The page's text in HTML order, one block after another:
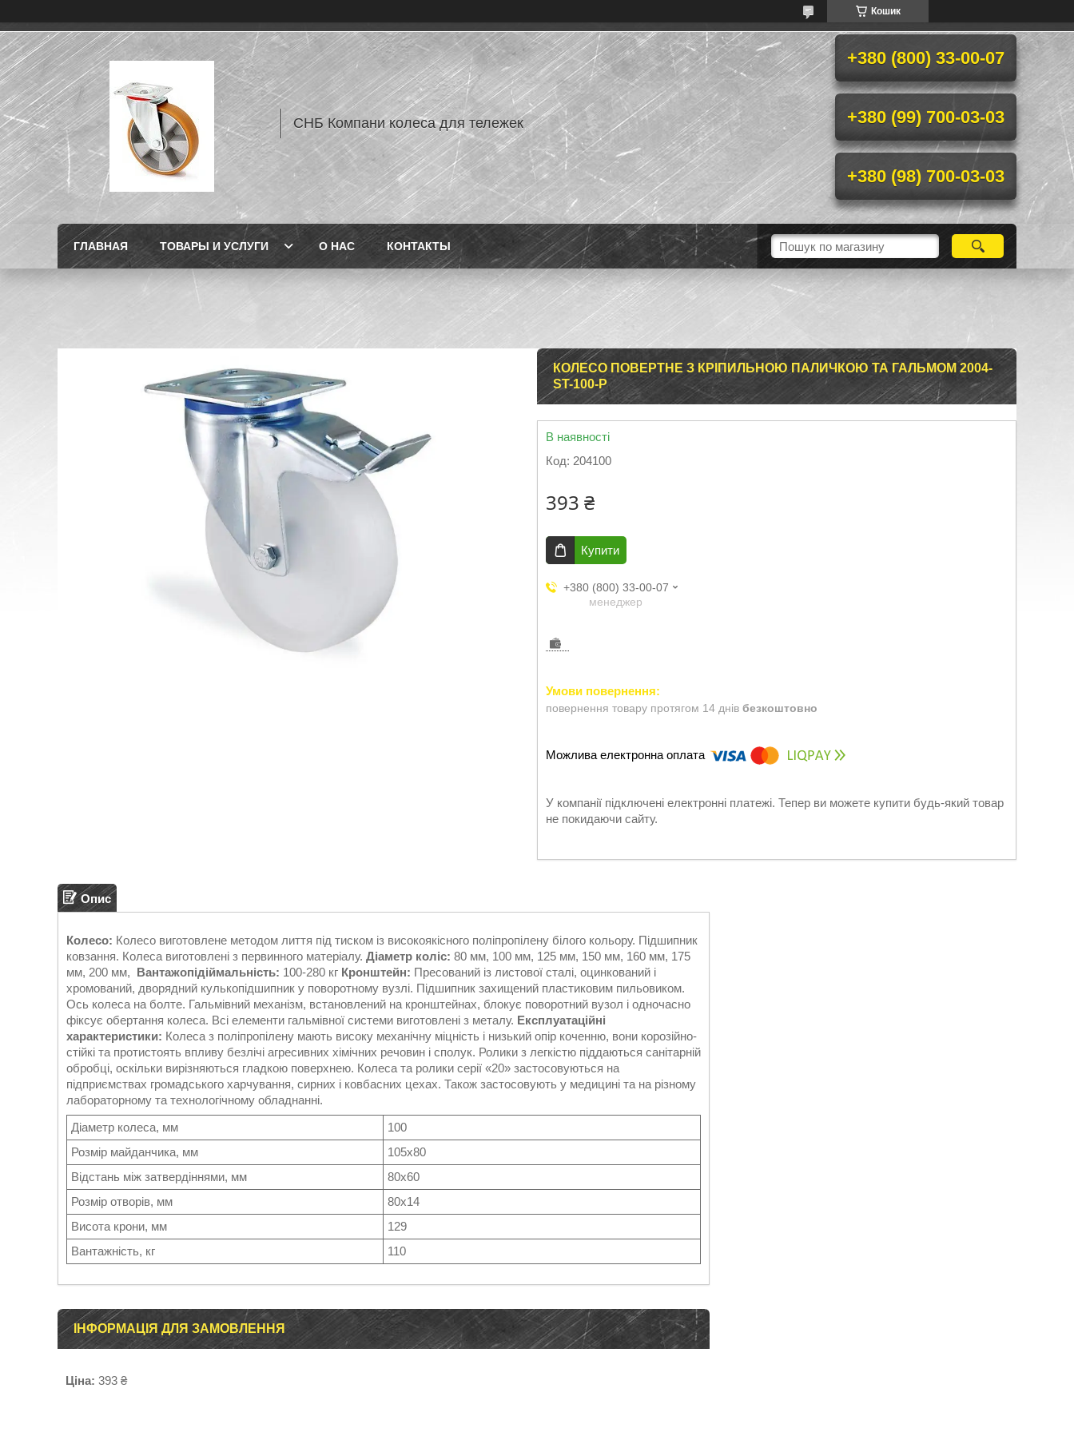
Кошик
СНБ Компани колеса для тележек
+380 (800) 33-00-07
+380 (99) 700-03-03
+380 (98) 700-03-03
ГЛАВНАЯ ТОВАРЫ И УСЛУГИ О НАС КОНТАКТЫ
КОЛЕСО ПОВЕРТНЕ З КРІПИЛЬНОЮ ПАЛИЧКОЮ ТА ГАЛЬМОМ 2004-
ST-100-Р
В наявності
Код: 204100
393 ₴
Купити
+380 (800) 33-00-07
менеджер
повернення товару протягом 14 днів безкоштовно
У компанії підключені електронні платежі. Тепер ви можете купити будь-який товар
не покидаючи сайту.
Опис
Колесо: Колесо виготовлене методом лиття під тиском із високоякісного поліпропілену білого кольору. Підшипник
ковзання. Колеса виготовлені з первинного матеріалу. Діаметр коліс: 80 мм, 100 мм, 125 мм, 150 мм, 160 мм, 175
мм, 200 мм, Вантажопідіймальність: 100-280 кг Кронштейн: Пресований із листової сталі, оцинкований і
хромований, дворядний кулькопідшипник у поворотному вузлі. Підшипник захищений пластиковим пильовиком.
Ось колеса на болте. Гальмівний механізм, встановлений на кронштейнах, блокує поворотний вузол і одночасно
фіксує обертання колеса. Всі елементи гальмівної системи виготовлені з металу. Експлуатаційні
характеристики: Колеса з поліпропілену мають високу механічну міцність і низький опір коченню, вони корозійно-
стійкі та протистоять впливу безлічі агресивних хімічних речовин і сполук. Ролики з легкістю піддаються санітарній
обробці, оскільки вирізняються гладкою поверхнею. Колеса та ролики серії «20» застосовуються на
підприємствах громадського харчування, сирних і ковбасних цехах. Також застосовують у медицині та на різному
лабораторному та технологічному обладнанні.
Діаметр колеса, мм
100
Розмір майданчика, мм
105х80
Відстань між затвердіннями, мм
80х60
Розмір отворів, мм
80х14
Висота крони, мм
129
Вантажність, кг
110
ІНФОРМАЦІЯ ДЛЯ ЗАМОВЛЕННЯ
Ціна: 393 ₴